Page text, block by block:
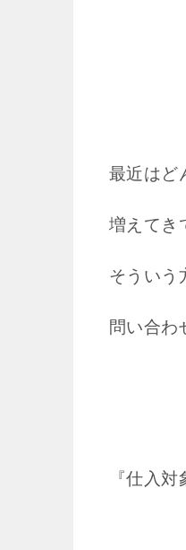
最近はど
増えてき
そういう
問い合わ
『仕入